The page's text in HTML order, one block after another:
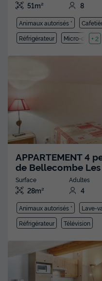
51m² 8
Animaux autorisés *
Réfrigérateur
Micro-ondes
+ 2
APPARTEMENT 4
de Bellecombe
Surface
28m²
Adultes
4
Animaux autorisés * Lave-
Réfrigérateur
Télévision